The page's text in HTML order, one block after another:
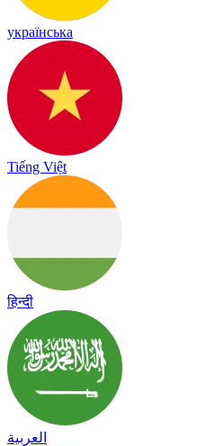
українська
Tiếng Việt
हिन्दी
العربية